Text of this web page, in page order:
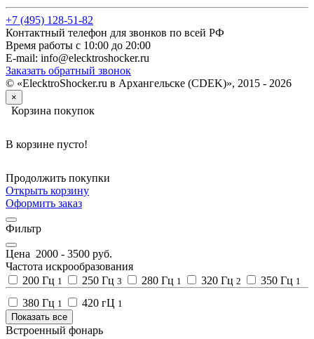
+7 (495) 128-51-82
Контактный телефон для звонков по всей РФ
Время работы с 10:00 до 20:00
E-mail: info@elecktroshocker.ru
Заказать обратный звонок
© «ElecktroShocker.ru в Архангельске (CDEK)», 2015 - 2026
×
Корзина покупок
В корзине пусто!
Продолжить покупки
Открыть корзину
Оформить заказ
Фильтр
Цена 2000 - 3500 руб.
Частота искрообразования
200 Гц 1 250 Гц 3 280 Гц 1 320 Гц 2 350 Гц 1
380 Гц 1 420 гЦ 1
Показать все
Встроенный фонарь